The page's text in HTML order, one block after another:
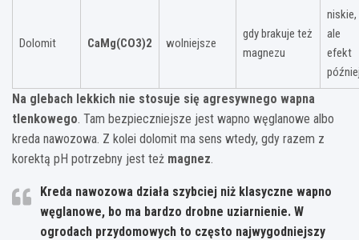
Dolomit CaMg(CO3)2 wolniejsze
gdy brakuje też
magnezu
niskie,
ale
efekt
Na glebach lekkich nie stosuje się agresywnego wapna
tlenkowego. Tam bezpieczniejsze jest wapno węglanowe albo
kreda nawozowa. Z kolei dolomit ma sens wtedy, gdy razem z
korektą pH potrzebny jest też magnez.
Kreda nawozowa działa szybciej niż klasyczne wapno
węglanowe, bo ma bardzo drobne uziarnienie. W
ogrodach przydomowych to często najwygodniejszy